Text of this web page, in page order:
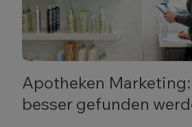
Apotheken
besser gefunden